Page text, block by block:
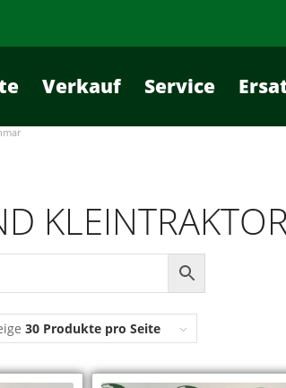
Verkauf Service
Klicke,30 Produkte pro Seite